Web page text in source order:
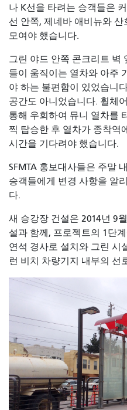
나 K선을 타려는 승객들은
선 안쪽, 제네바 애비뉴와
모여야 했습니다.
그린 야드 안쪽 콘크리트 벽
들이 움직이는 열차와 아주
야 하는 불편함이 있었습니
공간도 아니었습니다. 휠체
통해 우회하여 뮤니 열차를
찍 탑승한 후 열차가 종착역
시간을 기다려야 했습니다.
SFMTA 홍보대사들은 주말
승객들에게 변경 사항을 알
다.
새 승강장 건설은 2014년 9
설과 함께, 프로젝트의 1단
연석 경사로 설치와 그린 시
런 비치 차량기지 내부의 선